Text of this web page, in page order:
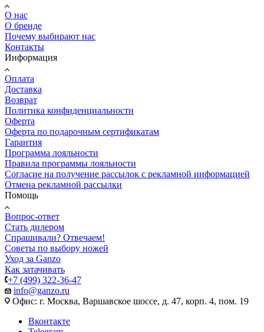
О нас
О бренде
Почему выбирают нас
Контакты
Информация
Оплата
Доставка
Возврат
Политика конфиденциальности
Оферта
Оферта по подарочным сертификатам
Гарантия
Программа лояльности
Правила программы лояльности
Согласие на получение рассылок с рекламной информацией
Отмена рекламной рассылки
Помощь
Вопрос-ответ
Стать дилером
Спрашивали? Отвечаем!
Советы по выбору ножей
Уход за Ganzo
Как затачивать
+7 (499) 322-36-47
info@ganzo.ru
Офис: г. Москва, Варшавское шоссе, д. 47, корп. 4, пом. 19
Вконтакте